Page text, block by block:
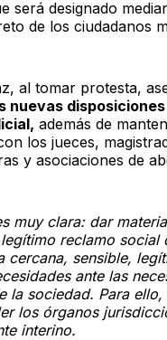
será designado
de los ciudadanos
al tomar protesta,
nuevas
además de
los jueces,
y asociaciones de
muy clara: dar
reclamo social
cercana, sensible,
ante las
la sociedad. Para
los órganos
interino.